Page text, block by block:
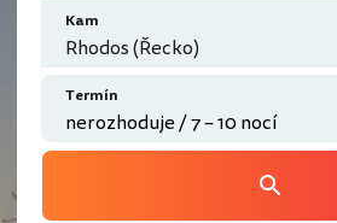
Kam
Rhodos (Řecko)
Termín